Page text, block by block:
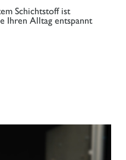
Schichtstoff ist
Ihren Alltag entspannt